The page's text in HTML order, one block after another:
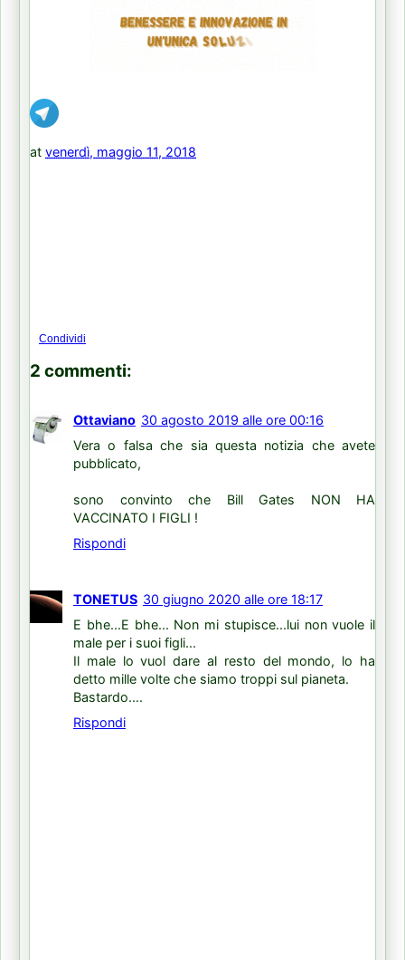
at venerdì, maggio 11, 2018
Condividi
2 commenti:
Ottaviano 30 agosto 2019 alle ore 00:16
Vera o falsa che sia questa notizia che avete
pubblicato,
sono convinto che Bill Gates NON HA
VACCINATO I FIGLI !
Rispondi
TONETUS 30 giugno 2020 alle ore 18:17
E bhe...E bhe... Non mi stupisce...lui non vuole il
male per i suoi figli...
Il male lo vuol dare al resto del mondo, lo ha
detto mille volte che siamo troppi sul pianeta.
Bastardo....
Rispondi